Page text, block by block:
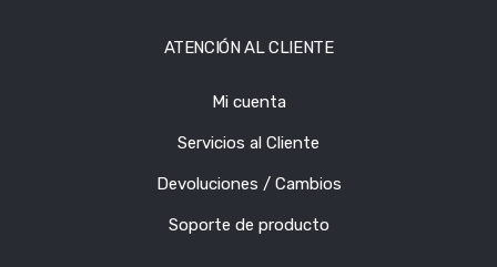
ATENCIÓN AL CLIENTE
Mi cuenta
Servicios al Cliente
Devoluciones / Cambios
Soporte de producto